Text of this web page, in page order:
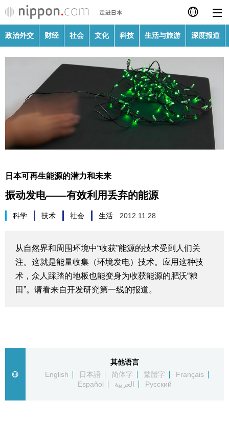
日本語
繁體字
Français
政治外交
科技
生活与旅游
深度报道
政治外交 财经 社会 文化 科技 生活与旅游 深度报道
日本可再生能源的潜力和未来
振动发电——有效利用丢弃的能源
科学 技术 社会 生活 2012.11.28
从自然界和周围环境中“收获”能源的技术受到人们关
注。这就是能量收集（环境发电）技术。应用这种技
术，众人踩踏的地板也能变身为收获能源的肥沃“粮
田”。请看来自开发研究第一线的报道。
其他语言
English
日本語 简体字 繁體字
Français
Español
العربية Русский